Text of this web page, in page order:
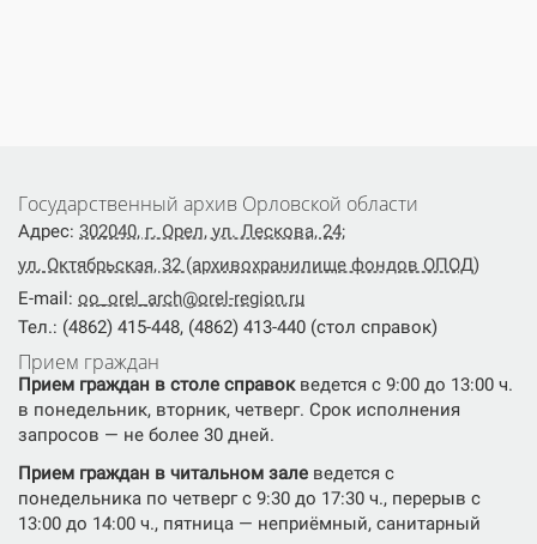
Государственный архив Орловской области
Адрес: 302040, г. Орел, ул. Лескова, 24;
ул. Октябрьская, 32 (архивохранилище фондов ОПОД)
E-mail: oo_orel_arch@orel-region.ru
Тел.: (4862) 415-448, (4862) 413-440 (стол справок)
Прием граждан
Прием граждан в столе справокведется с 9:00 до 13:00 ч.
в понедельник, вторник, четверг. Срок исполнения
запросов — не более 30 дней.
Прием граждан в читальном зале ведется с
понедельника по четверг с 9:30 до 17:30 ч., перерыв с
13:00 до 14:00 ч., пятница — неприёмный, санитарный